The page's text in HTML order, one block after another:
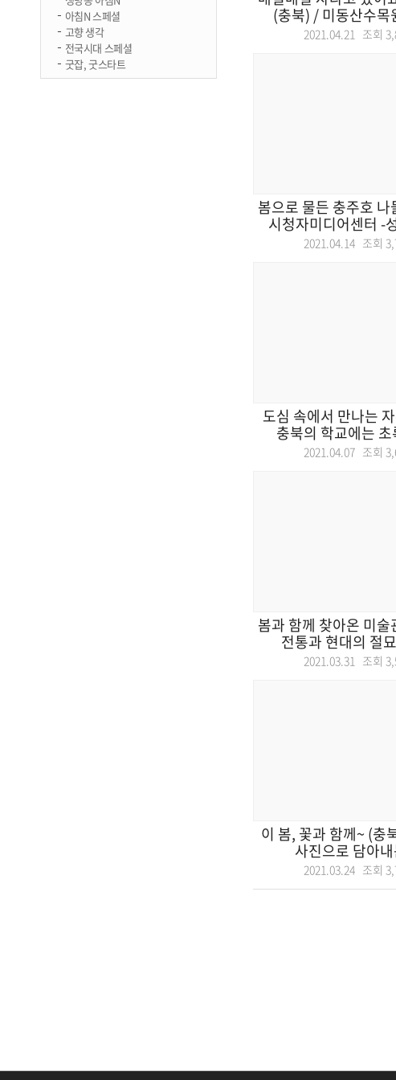
아침N 스페셜
고향 생각
전국시대 스페셜
굿잡, 굿스타트
(충북) / 미동산수목
2021.04.21 조회
봄으로 물든 충주호
시청자미디어센터 -
2021.04.14 조회
도심 속에서 만나는
충북의 학교에는
2021.04.07 조회
봄과 함께 찾아온 미
전통과 현대의 절
2021.03.31 조회
이 봄, 꽃과 함께~ (충
사진으로 담아
2021.03.24 조회